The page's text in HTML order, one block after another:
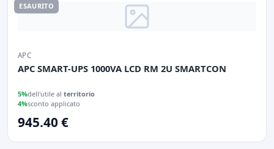
ESAURITO
APC
APC SMART-UPS 1000VA LCD RM 2U SMARTCON
5%dell'utile al territorio
4%sconto applicato
945.40 €